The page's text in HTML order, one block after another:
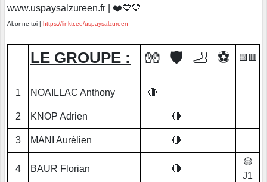
www.uspaysalzureen.fr | ❤️💙💛
Abonne toi | https://linktr.ee/uspaysalzureen
LE GROUPE : 🧤 🛡️ 🦶 ⚽ 🟨🟥
1 NOAILLAC Anthony 🔴
2 KNOP Adrien 🔴
3 MANI Aurélien 🔴
4 BAUR Florian 🔴
🟡
J1